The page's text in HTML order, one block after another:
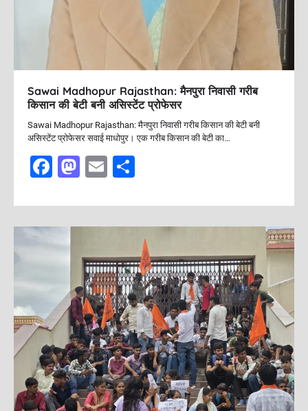
Sawai Madhopur Rajasthan: मैनपुरा निवासी गरीब
किसान की बेटी बनी असिस्टेंट प्रोफेसर
Sawai Madhopur Rajasthan: मैनपुरा निवासी गरीब किसान की बेटी बनी
असिस्टेंट प्रोफेसर सवाई माधोपुर। एक गरीब किसान की बेटी का…
F
c
e
b
o
k
M
st
o
d
o
n
E
ai
l
ar
e